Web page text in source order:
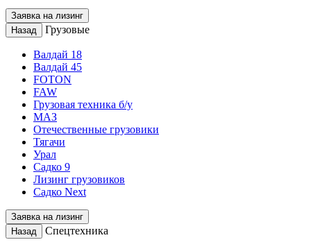
Заявка на лизинг
Назад
Грузовые
Валдай 18
Валдай 45
FOTON
FAW
Грузовая техника б/у
МАЗ
Отечественные грузовики
Тягачи
Урал
Садко 9
Лизинг грузовиков
Садко Next
Заявка на лизинг
Назад
Спецтехника